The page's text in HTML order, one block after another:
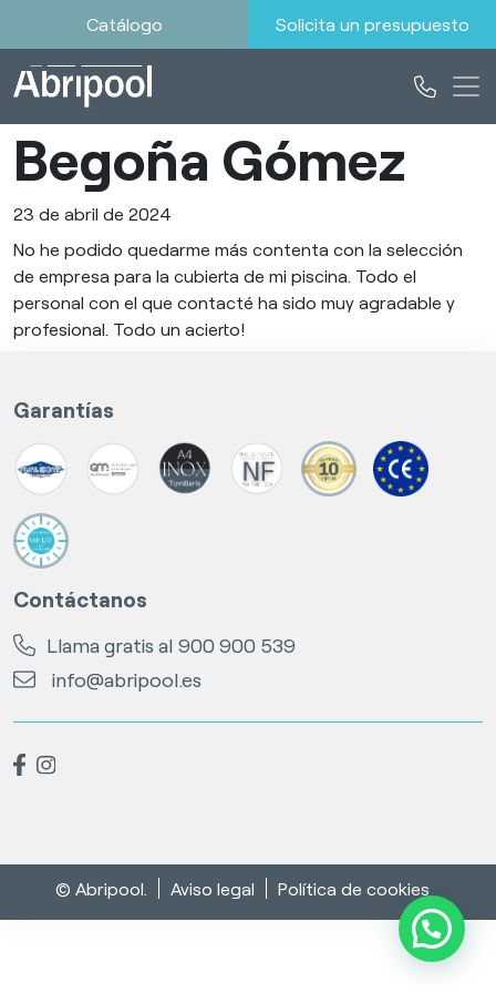
Catálogo Solicita un presupuesto
Begoña Gómez
23 de abril de 2024
No he podido quedarme más contenta con la selección
de empresa para la cubierta de mi piscina. Todo el
personal con el que contacté ha sido muy agradable y
profesional. Todo un acierto!
Garantías
Contáctanos
Llama gratis al 900 900 539
info@abripool.es
© Abripool. Aviso legal Política de cookies